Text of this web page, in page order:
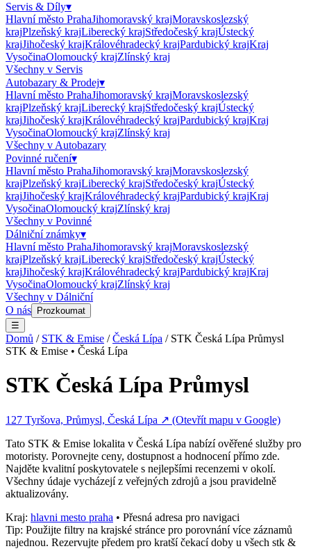
Servis & Díly▾
Hlavní město PrahaJihomoravský krajMoravskoslezský
krajPlzeňský krajLiberecký krajStředočeský krajÚstecký
krajJihočeský krajKrálovéhradecký krajPardubický krajKraj
VysočinaOlomoucký krajZlínský kraj
Všechny v Servis
Autobazary & Prodej▾
Hlavní město PrahaJihomoravský krajMoravskoslezský
krajPlzeňský krajLiberecký krajStředočeský krajÚstecký
krajJihočeský krajKrálovéhradecký krajPardubický krajKraj
VysočinaOlomoucký krajZlínský kraj
Všechny v Autobazary
Povinné ručení▾
Hlavní město PrahaJihomoravský krajMoravskoslezský
krajPlzeňský krajLiberecký krajStředočeský krajÚstecký
krajJihočeský krajKrálovéhradecký krajPardubický krajKraj
VysočinaOlomoucký krajZlínský kraj
Všechny v Povinné
Dálniční známky▾
Hlavní město PrahaJihomoravský krajMoravskoslezský
krajPlzeňský krajLiberecký krajStředočeský krajÚstecký
krajJihočeský krajKrálovéhradecký krajPardubický krajKraj
VysočinaOlomoucký krajZlínský kraj
Všechny v Dálniční
O nás
Prozkoumat
☰
Domů / STK & Emise /Česká Lípa / STK Česká Lípa Průmysl
STK & Emise • Česká Lípa
STK Česká Lípa Průmysl
127 Tyršova, Průmysl, Česká Lípa ↗ (Otevřít mapu v Google)
Tato STK & Emise lokalita v Česká Lípa nabízí ověřené služby pro
motoristy. Porovnejte ceny, dostupnost a hodnocení přímo zde.
Najděte kvalitní poskytovatele s nejlepšími recenzemi v okolí.
Všechny údaje vycházejí z veřejných zdrojů a jsou pravidelně
aktualizovány.
Kraj: hlavni mesto praha • Přesná adresa pro navigaci
Tip: Použijte filtry na krajské stránce pro porovnání více záznamů
najednou. Rezervujte předem pro kratší čekací doby u všech stk &